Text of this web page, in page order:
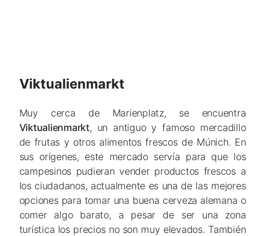
Viktualienmarkt
Muy cerca de Marienplatz, se encuentra
Viktualienmarkt, un antiguo y famoso mercadillo
de frutas y otros alimentos frescos de Múnich. En
sus orígenes, este mercado servía para que los
campesinos pudieran vender productos frescos a
los ciudadanos, actualmente es una de las mejores
opciones para tomar una buena cerveza alemana o
comer algo barato, a pesar de ser una zona
turística los precios no son muy elevados. También